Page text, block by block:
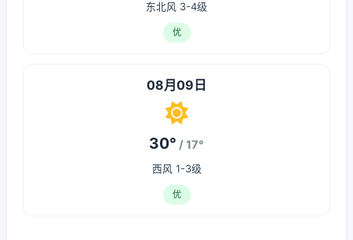
东北风 3-4级
优
08月09日
30° / 17°
西风 1-3级
优